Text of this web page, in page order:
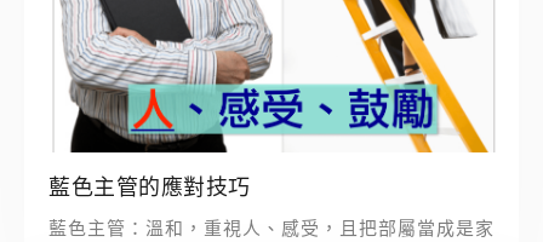
藍色主管的應對技巧
藍色主管：溫和，重視人、感受，且把部屬當成是家